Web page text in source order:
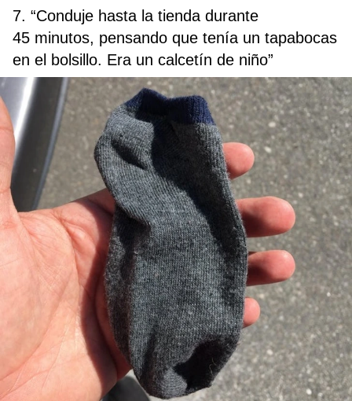
7. “Conduje hasta la tienda durante
45 minutos, pensando que tenía un tapabocas
en el bolsillo. Era un calcetín de niño”